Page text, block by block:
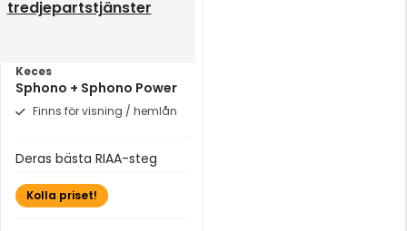
tredjepartstjänster
Keces
Sphono + Sphono Power
Finns för visning / hemlån
Deras bästa RIAA-steg
Kolla priset!